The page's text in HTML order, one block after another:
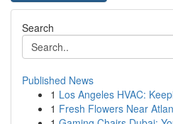
Search
Published News
1 Los Angeles HVAC:
1 Fresh Flowers Near